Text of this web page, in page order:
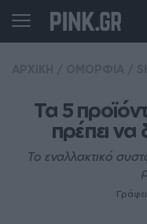
Τα 5
πρέπει να
Το εναλλακτικό